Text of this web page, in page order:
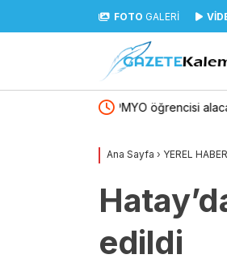
FOTO GALERİ
Tayfun
Ana Sayfa › YEREL
edildi